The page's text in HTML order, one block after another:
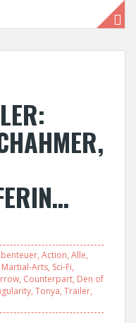
, Action, Alle,
Martial-Arts, Sci-Fi,
, Counterpart, Den of
, Tonya, Trailer,